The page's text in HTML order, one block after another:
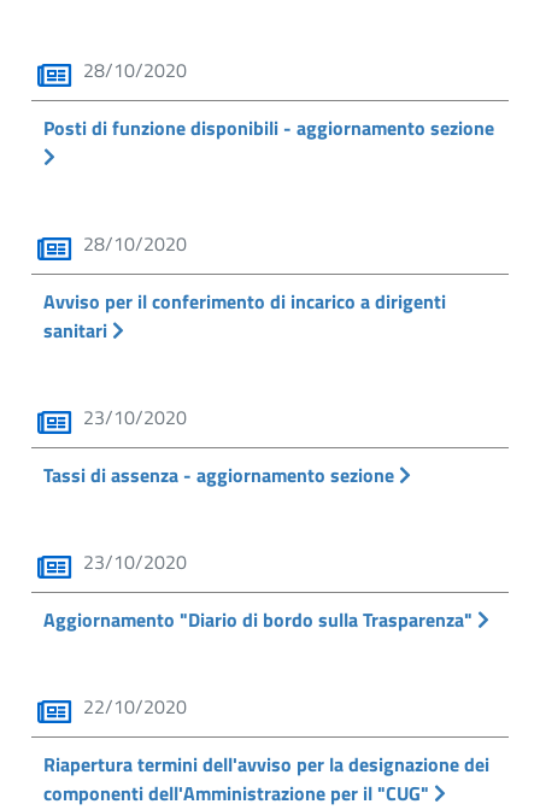
28/10/2020
Posti di funzione disponibili - aggiornamento sezione
28/10/2020
Avviso per il conferimento di incarico a dirigenti
sanitari
23/10/2020
Tassi di assenza - aggiornamento sezione
23/10/2020
Aggiornamento "Diario di bordo sulla Trasparenza"
22/10/2020
Riapertura termini dell'avviso per la designazione dei
componenti dell'Amministrazione per il "CUG"